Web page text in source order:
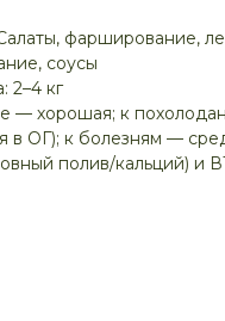
фарширование,
соусы
2–4 кг
— хорошая; к
в ОГ); к болезням —
полив/кальций) и